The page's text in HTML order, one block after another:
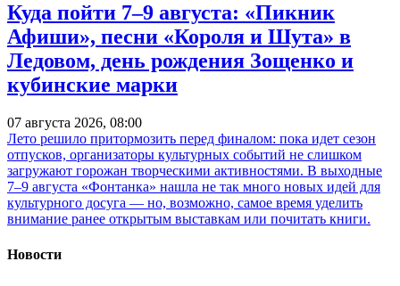
Куда пойти 7–9 августа: «Пикник
Афиши», песни «Короля и Шута» в
Ледовом, день рождения Зощенко и
кубинские марки
07 августа 2026, 08:00
Лето решило притормозить перед финалом: пока идет сезон
отпусков, организаторы культурных событий не слишком
загружают горожан творческими активностями. В выходные
7–9 августа «Фонтанка» нашла не так много новых идей для
культурного досуга — но, возможно, самое время уделить
внимание ранее открытым выставкам или почитать книги.
Новости